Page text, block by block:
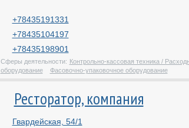
+78435191331
+78435104197
+78435198901
Сферы деятельности: Контрольно-кассовая техника /
оборудование
Фасовочно-упаковочное оборудование
Ресторатор, компания
Гвардейская, 54/1